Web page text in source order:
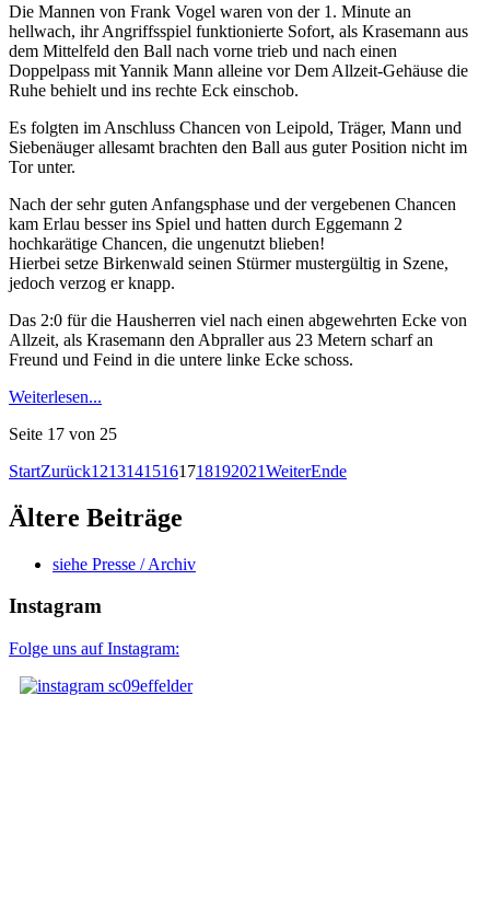
Die Mannen von Frank Vogel waren von der 1. Minute an
hellwach, ihr Angriffsspiel funktionierte Sofort, als Krasemann aus
dem Mittelfeld den Ball nach vorne trieb und nach einen
Doppelpass mit Yannik Mann alleine vor Dem Allzeit-Gehäuse die
Ruhe behielt und ins rechte Eck einschob.
Es folgten im Anschluss Chancen von Leipold, Träger, Mann und
Siebenäuger allesamt brachten den Ball aus guter Position nicht im
Tor unter.
Nach der sehr guten Anfangsphase und der vergebenen Chancen
kam Erlau besser ins Spiel und hatten durch Eggemann 2
hochkarätige Chancen, die ungenutzt blieben!
Hierbei setze Birkenwald seinen Stürmer mustergültig in Szene,
jedoch verzog er knapp.
Das 2:0 für die Hausherren viel nach einen abgewehrten Ecke von
Allzeit, als Krasemann den Abpraller aus 23 Metern scharf an
Freund und Feind in die untere linke Ecke schoss.
Weiterlesen...
Seite 17 von 25
StartZurück12131415161718192021WeiterEnde
Ältere Beiträge
siehe Presse / Archiv
Instagram
Folge uns auf Instagram: